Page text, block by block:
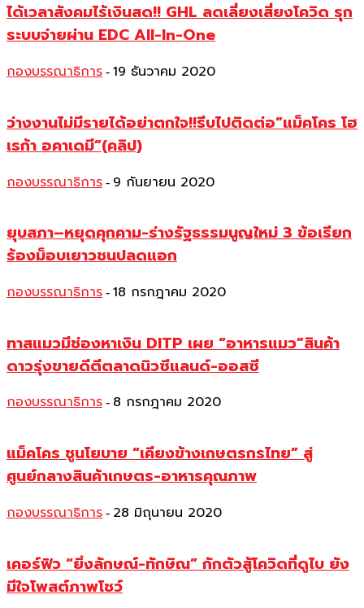
ได้เวลาสังคมไร้เงินสด!! GHL ลดเลี่ยงเสี่ยงโควิด รุก
ระบบจ่ายผ่าน EDC All-In-One
กองบรรณาธิการ - 19 ธันวาคม 2020
ว่างงานไม่มีรายได้อย่าตกใจ!!รีบไปติดต่อ”แม็คโคร โฮ
เรก้า อคาเดมี”(คลิป)
กองบรรณาธิการ - 9 กันยายน 2020
ยุบสภา–หยุดคุกคาม-ร่างรัฐธรรมนูญใหม่ 3 ข้อเรียก
ร้องม็อบเยาวชนปลดแอก
กองบรรณาธิการ - 18 กรกฎาคม 2020
ทาสแมวมีช่องหาเงิน DITP เผย “อาหารแมว”สินค้า
ดาวรุ่งขายดีตีตลาดนิวซีแลนด์-ออสซี
กองบรรณาธิการ - 8 กรกฎาคม 2020
แม็คโคร ชูนโยบาย “เคียงข้างเกษตรกรไทย” สู่
ศูนย์กลางสินค้าเกษตร-อาหารคุณภาพ
กองบรรณาธิการ - 28 มิถุนายน 2020
เคอร์ฟิว “ยิ่งลักษณ์-ทักษิณ” กักตัวสู้โควิดที่ดูไบ ยัง
มีใจโพสต์ภาพโชว์